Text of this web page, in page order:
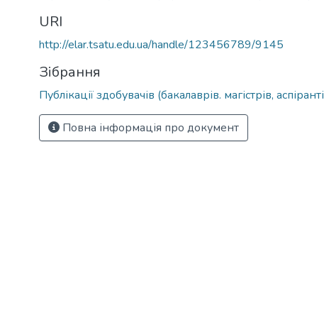
URI
http://elar.tsatu.edu.ua/handle/123456789/9145
Зібрання
Публікації здобувачів (бакалаврів. магістрів,
Повна інформація про документ